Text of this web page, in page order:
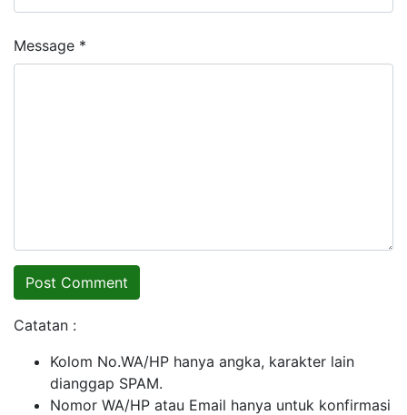
Message *
Catatan :
Kolom No.WA/HP hanya angka, karakter lain
dianggap SPAM.
Nomor WA/HP atau Email hanya untuk konfirmasi